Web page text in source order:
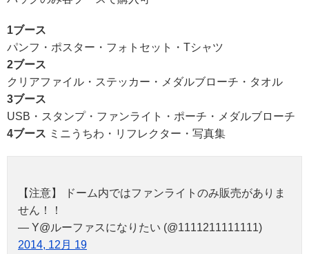
1ブース
パンフ・ポスター・フォトセット・Tシャツ
2ブース
クリアファイル・ステッカー・メダルブローチ・タオル
3ブース
USB・スタンプ・ファンライト・ポーチ・メダルブローチ
4ブース ミニうちわ・リフレクター・写真集
【注意】 ドーム内ではファンライトのみ販売がありま
せん！！
— Y@ルーファスになりたい (@1111211111111)
2014, 12月 19